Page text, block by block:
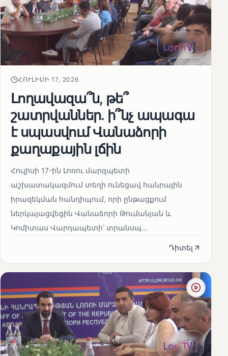
ՀՈՒԼԻՍԻ 17, 2026
Լողավազա՞ն, թե՞
շատրվաններ. ի՞նչ ապագա
է սպասվում Վանաձորի
քաղաքային լճին
Հուլիսի 17-ին Լոռու մարզպետի
աշխատակազմում տեղի ունեցավ հանրային
իրազեկման հանդիպում, որի ընթացքում
ներկայացվեցին Վանաձորի Թումանյան և
Կոմիտաս Վարդապետի՝ տրանսպ...
Դիտել